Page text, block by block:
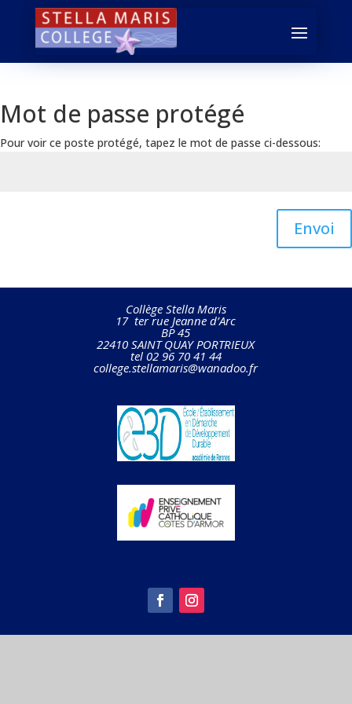
Mot de passe protégé
Pour voir ce poste protégé, tapez le mot de passe ci-dessous:
Envoi
Collège Stella Maris
17 ter rue Jeanne d’Arc
BP 45
22410 SAINT QUAY PORTRIEUX
tel 02 96 70 41 44
college.stellamaris@wanadoo.fr